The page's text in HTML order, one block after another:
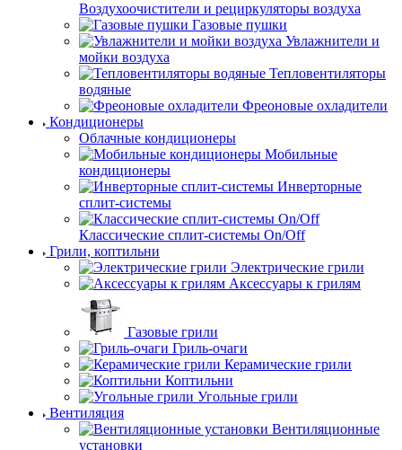
Воздухоочистители и рециркуляторы воздуха
Газовые пушки
Увлажнители и
мойки воздуха
Тепловентиляторы
водяные
Фреоновые охладители
Кондиционеры
Облачные кондиционеры
Мобильные
кондиционеры
Инверторные
сплит-системы
Классические сплит-системы On/Off
Грили, коптильни
Электрические грили
Аксессуары к грилям
Газовые грили
Гриль-очаги
Керамические грили
Коптильни
Угольные грили
Вентиляция
Вентиляционные
установки